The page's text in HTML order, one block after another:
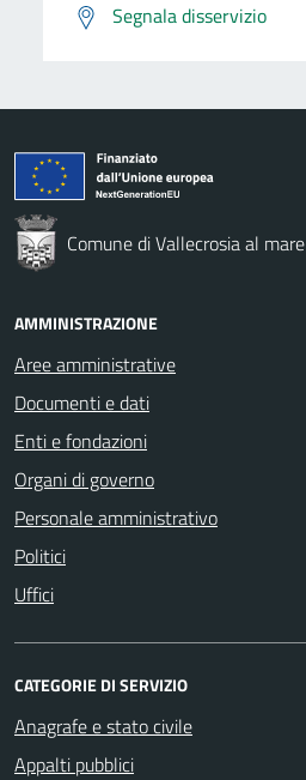
Segnala disservizio
Comune di Vallecrosia al mare
AMMINISTRAZIONE
Aree amministrative
Documenti e dati
Enti e fondazioni
Organi di governo
Personale amministrativo
Politici
Uffici
CATEGORIE DI SERVIZIO
Anagrafe e stato civile
Appalti pubblici